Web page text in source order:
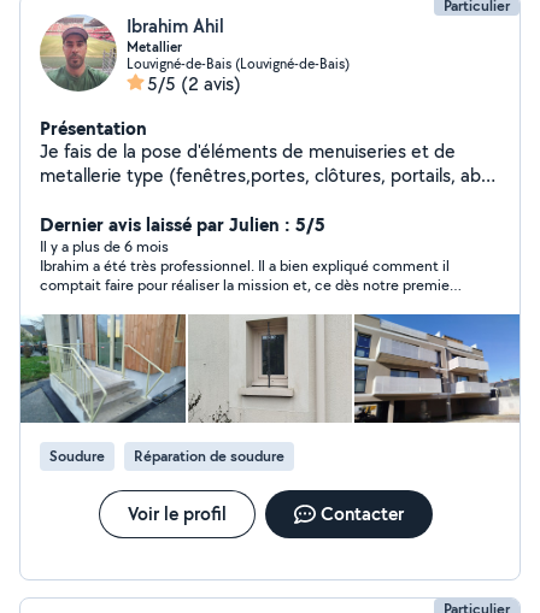
Particulier
Ibrahim Ahil
Metallier
Louvigné-de-Bais (Louvigné-de-Bais)
5/5 (2 avis)
Présentation
Je fais de la pose d'éléments de menuiseries et de
metallerie type (fenêtres,portes, clôtures, portails, abris
de maçonnerie
Dernier avis laissé par Julien : 5/5
Il y a plus de 6 mois
Ibrahim a été très professionnel. Il a bien expliqué comment il
comptait faire pour réaliser la mission et, ce dès notre premier
soigné. Je recommande.
Soudure Réparation de soudure
Voir le profil Contacter
Particulier